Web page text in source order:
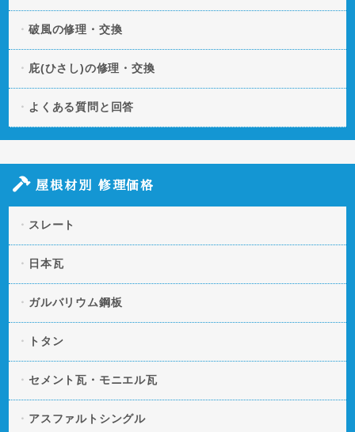
破風の修理・交換
庇(ひさし)の修理・交換
よくある質問と回答
屋根材別 修理価格
スレート
日本瓦
ガルバリウム鋼板
トタン
セメント瓦・モニエル瓦
アスファルトシングル